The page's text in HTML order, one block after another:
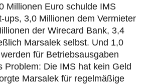
Millionen Euro schulde IMS
ups, 3,0 Millionen dem Vermieter
der Wirecard Bank, 3,4
Marsalek selbst. Und 1,0
für Betriebsausgaben
Problem: Die IMS hat kein Geld
Marsalek für regelmäßige